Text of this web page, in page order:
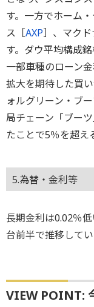
す。一方でホーム
ス［AXP］、マク
す。ダウ平均構成
一部車種のローン
拡大を期待した買
ォルグリーン・ブ
局チェーン「ブー
たことで5％を超え
5.為替・金利等
長期金利は0.02％
台前半で推移してい
VIEW POINT: